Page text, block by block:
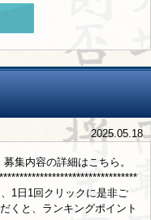
2025.05.18
集内容の詳細はこちら。
リックに是非ご
くと、ランキングポイント